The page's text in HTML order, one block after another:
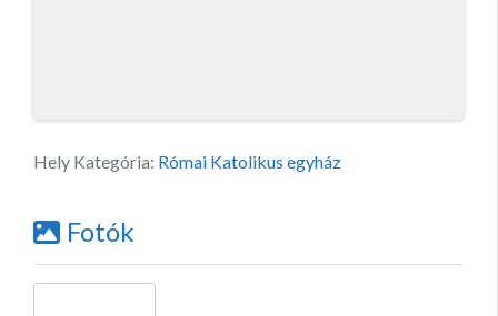
Hely Kategória: Római Katolikus egyház
Fotók